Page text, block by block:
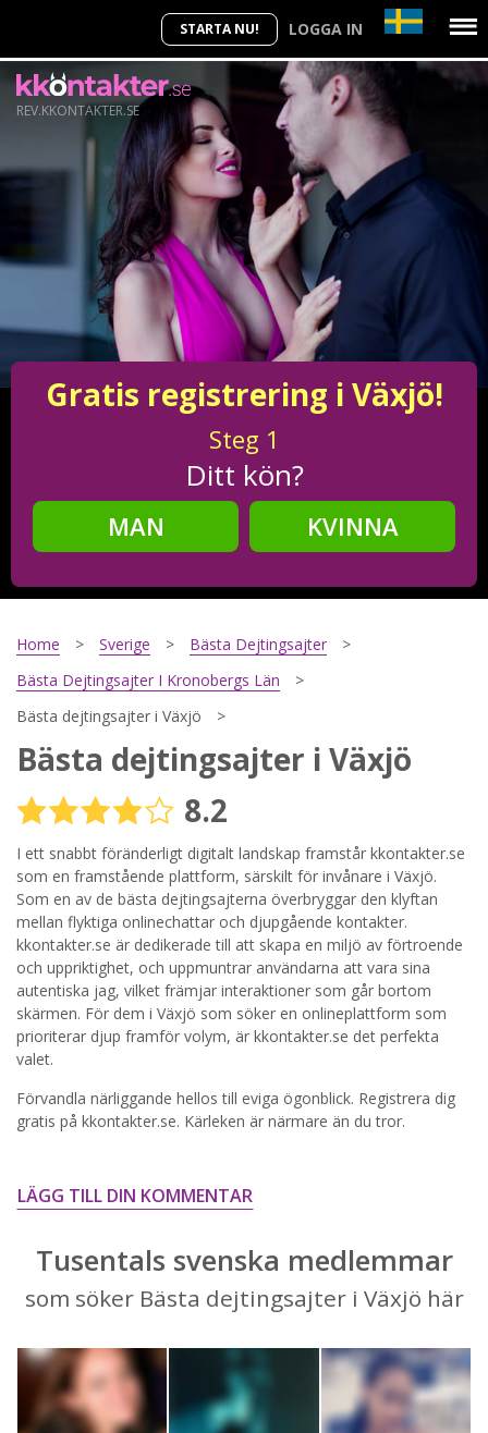
STARTA NU! LOGGA IN
REV.KKONTAKTER.SE
Gratis registrering i Växjö!
Steg 1
Ditt kön?
MAN
KVINNA
Steg2
Steg
Din mailadress?
Genom att registrera godkänner jag Villkorenoch
Sekretesspolicyn. Jag godkänner att ta emot information och
reklam via e-post från hemsidans operatörer. Jag kan dra
tillbaka godkännande när jag vill.
STARTA NU!
Home Sverige
Bästa Dejtingsajter
Bästa Dejtingsajter I Kronobergs Län
Bästa dejtingsajter i Växjö
Bästa dejtingsajter i Växjö
8.2
I ett snabbt föränderligt digitalt landskap framstår kkontakter.se
som en framstående plattform, särskilt för invånare i Växjö.
Som en av de bästa dejtingsajterna överbryggar den klyftan
mellan flyktiga onlinechattar och djupgående kontakter.
kkontakter.se är dedikerade till att skapa en miljö av förtroende
och uppriktighet, och uppmuntrar användarna att vara sina
autentiska jag, vilket främjar interaktioner som går bortom
skärmen. För dem i Växjö som söker en onlineplattform som
prioriterar djup framför volym, är kkontakter.se det perfekta
valet.
Förvandla närliggande hellos till eviga ögonblick. Registrera dig
gratis på kkontakter.se. Kärleken är närmare än du tror.
LÄGG TILL DIN KOMMENTAR
Tusentals svenska medlemmar
som söker Bästa dejtingsajter i Växjö här